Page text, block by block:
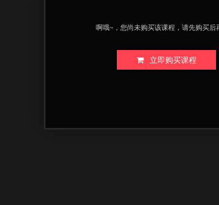
啊哦~，您尚未购买该课程，请先购买后
立即购买课程